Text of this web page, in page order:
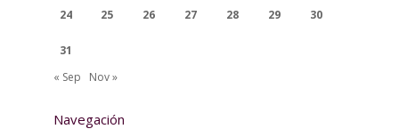
24 25 26 27 28 29 30
31
« Sep
Nov »
Navegación